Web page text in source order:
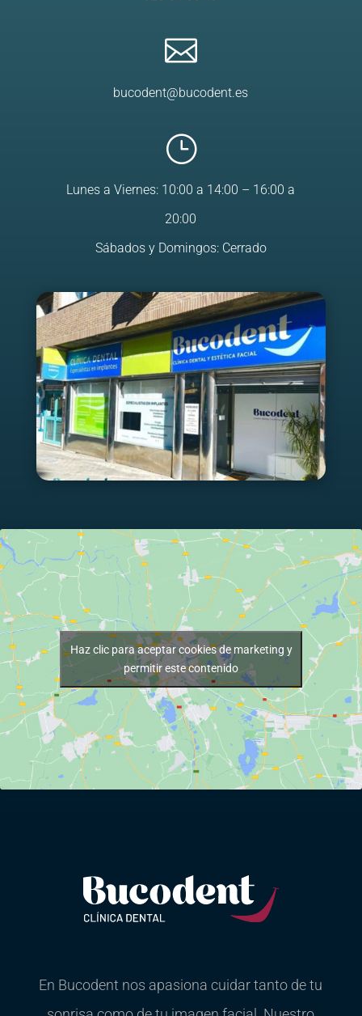

bucodent@bucodent.es
}
Lunes a Viernes: 10:00 a 14:00 – 16:00 a
20:00
Sábados y Domingos: Cerrado
Haz clic para aceptar cookies de marketing y
permitir este contenido
En Bucodent nos apasiona cuidar tanto de tu